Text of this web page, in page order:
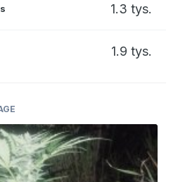
1.3 tys.
1.9 tys.